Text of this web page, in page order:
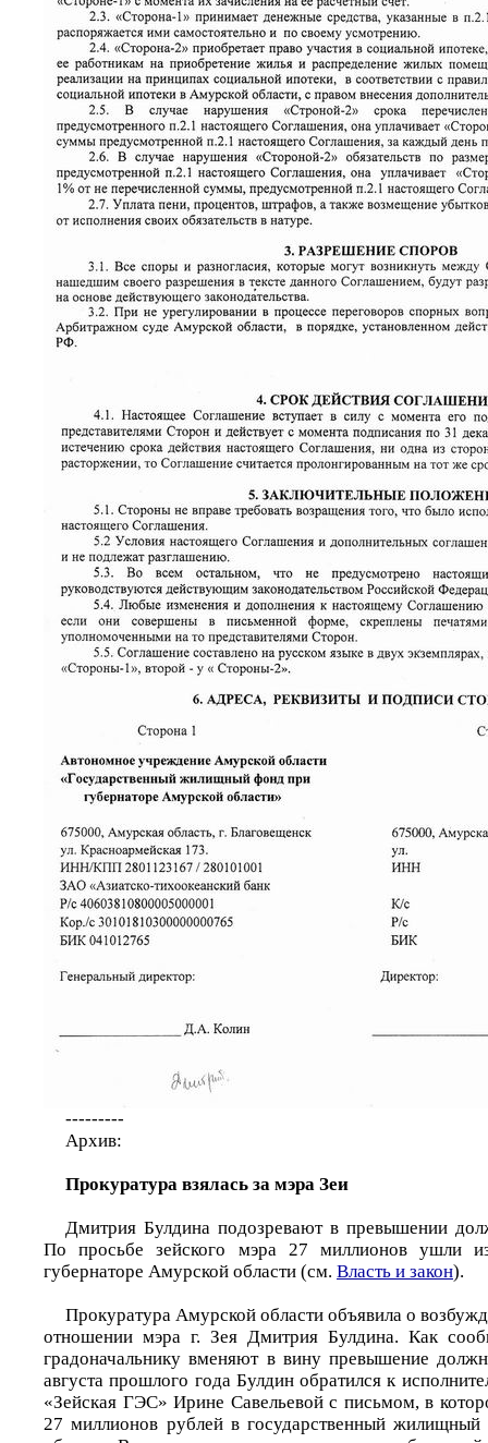
---------
Архив:
Прокуратура взялась за мэра Зеи
Дмитрия Булдина подозревают в превышении
По просьбе зейского мэра 27 миллионов ушли
губернаторе Амурской области (см. Власть и закон).
Прокуратура Амурской области объявила о
отношении мэра г. Зея Дмитрия Булдина. Как
градоначальнику вменяют в вину превышение
августа прошлого года Булдин обратился к
«Зейская ГЭС» Ирине Савельевой с письмом, в
27 миллионов рублей в государственный жилищный